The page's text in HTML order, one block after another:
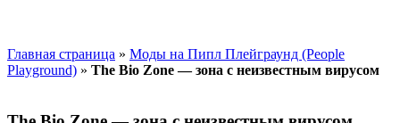
Главная страница » Моды на Пипл Плейграунд (People
Playground) » The Bio Zone — зона с неизвестным вирусом